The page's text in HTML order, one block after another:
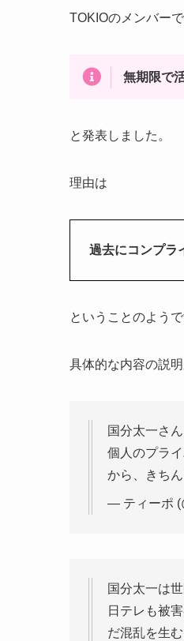
TOKIOのメンバー
無期限で
と発表しました。
理由は
過去にコンプラ
ということのよう
具体的な内容の説
国分太一さ
個人のプラ
から、きち
— ティーポ
国分太一は
日テレも被
だ混乱を生む